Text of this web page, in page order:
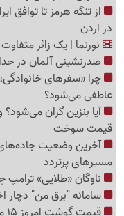
از تنگه هرمز تا توافق
در اردن
نورنما | یک زائر
صدرنشینی آلمان در
چرا «سفرهای
عاطفی می‌شود؟
آیا بنزین گران
قیمت سوخت
آخرین وضعیت جاده‌های
مسیرهای پرتردد
ناوگان «طلایی» ترامپ
سامانه "برق من" دچار
قیمت گوشت امروز 15 مرداد 1405+ جدول قیمت ها